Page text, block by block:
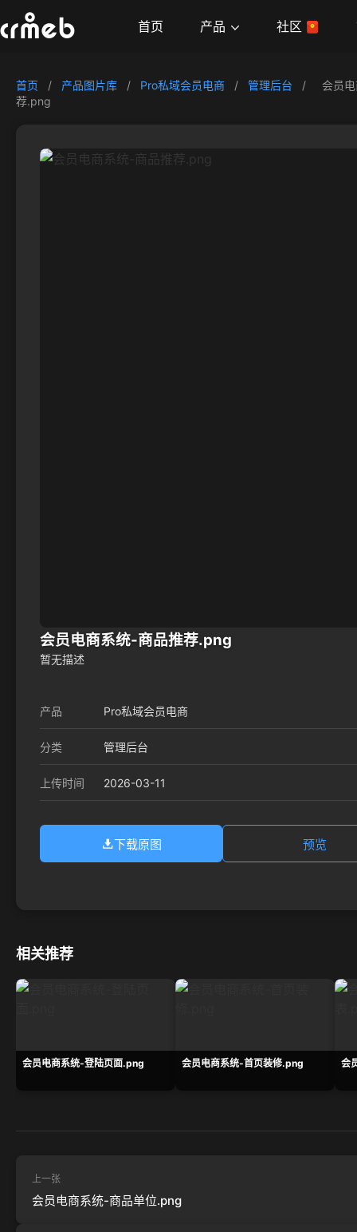
首页 产品 社区
首页 / 产品图片库 / Pro私域会员电商 / 管理后台 /
会员
荐.png
会员电商系统-商品推荐.png
暂无描述
产品 Pro私域会员电商
分类 管理后台
上传时间 2026-03-11
下载原图 预览
相关推荐
会员电商系统-登陆页面.png 会员电商系统-首页装修.png 会
上一张
会员电商系统-商品单位.png